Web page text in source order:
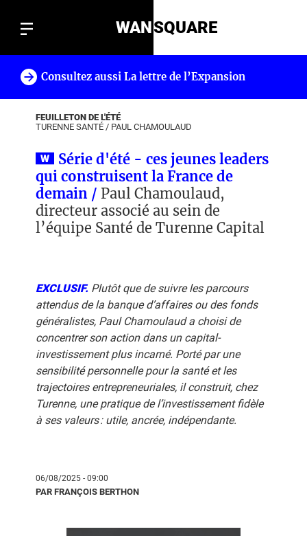
WANSQUARE
Consultez aussi La lettre de l’Expansion
FEUILLETON DE L'ÉTÉ
TURENNE SANTÉ / PAUL CHAMOULAUD
Série d'été - ces jeunes leaders
qui construisent la France de
demain / Paul Chamoulaud,
directeur associé au sein de
l’équipe Santé de Turenne Capital
EXCLUSIF. Plutôt que de suivre les parcours
attendus de la banque d’affaires ou des fonds
généralistes, Paul Chamoulaud a choisi de
concentrer son action dans un capital-
investissement plus incarné. Porté par une
sensibilité personnelle pour la santé et les
trajectoires entrepreneuriales, il construit, chez
Turenne, une pratique de l’investissement fidèle
à ses valeurs : utile, ancrée, indépendante.
06/08/2025 - 09:00
PAR FRANÇOIS BERTHON